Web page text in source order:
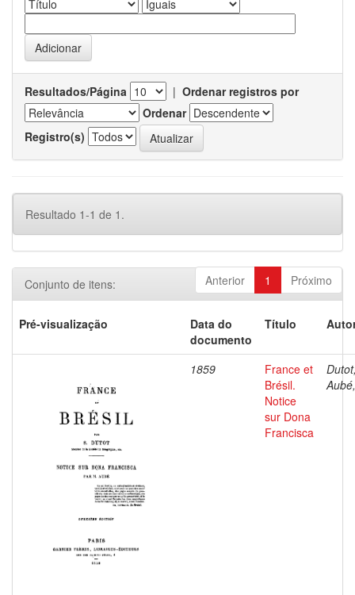
Resultados/Página | Ordenar registros por
Ordenar
Registro(s)
Resultado 1-1 de 1.
Anterior 1 Próximo
Conjunto de itens:
Pré-visualização
Data do
documento
Título
1859
France et
Brésil.
Notice
sur Dona
Francisca